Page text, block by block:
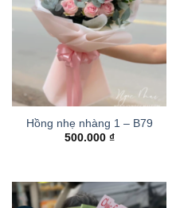
Hồng nhẹ nhàng 1 – B79
500.000 ₫